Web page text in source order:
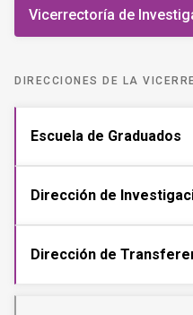
Vicerrectoría de
DIRECCIONES DE LA
Escuela de Graduados
Dirección de
Dirección de